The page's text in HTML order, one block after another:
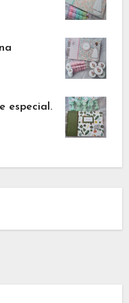
especial.